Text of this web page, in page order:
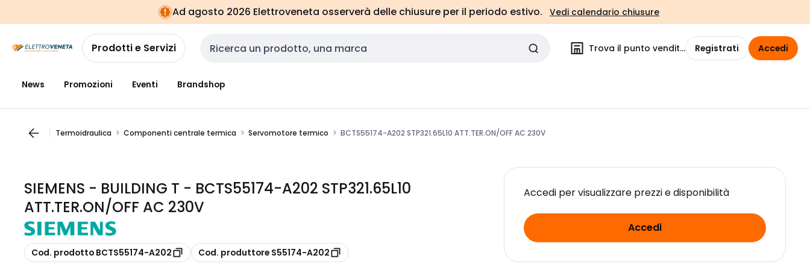
navigazionealla
pagina
Ad agosto 2026 Elettroveneta osserverà delle chiusure per il periodo estivo. Vedi calendario chiusure
Prodotti e Servizi Cerca input Trova il punto vendita Registrati Accedi
News Promozioni Eventi Brandshop
Termoidraulica Componenti centrale termica Servomotore termico BCTS55174-A202 STP321.65L10 ATT.TER.ON/OFF AC 230V
SIEMENS - BUILDING T - BCTS55174-A202 STP321.65L10
ATT.TER.ON/OFF AC 230V
copia
Cod. prodotto BCTS55174-A202 copia
Cod. produttore S55174-A202
Accedi per visualizzare prezzi e disponibilità
Accedi